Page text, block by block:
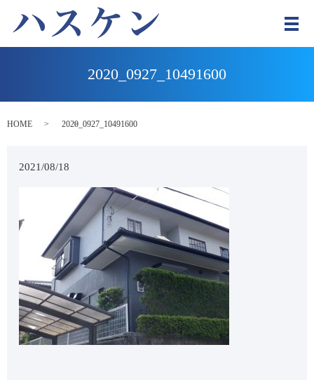
メ
2020_0927_10491600
HOME 2020_0927_10491600
2021/08/18